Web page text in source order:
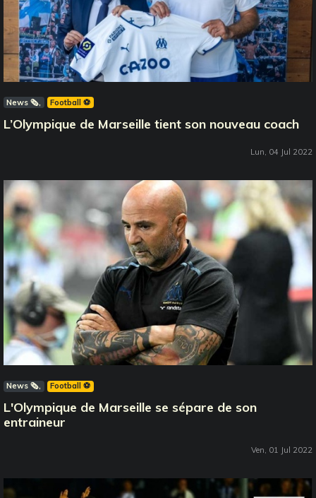
News 🗞️ Football ⚽️
L’Olympique de Marseille tient son nouveau coach
Lun, 04 Jul 2022
News 🗞️ Football ⚽️
L'Olympique de Marseille se sépare de son
entraineur
Ven, 01 Jul 2022